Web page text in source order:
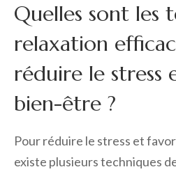
Quelles sont les
relaxation
réduire le stress
bien-être ?
Pour réduire le stress et
existe plusieurs techniques